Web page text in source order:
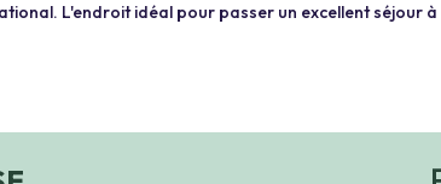
L'endroit idéal pour passer un excellent séjour à